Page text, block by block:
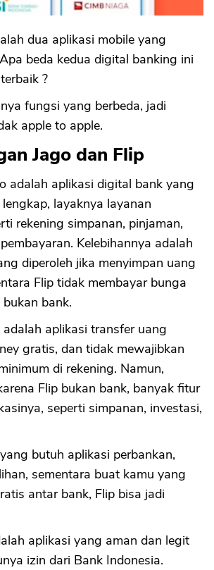
Money
PPOB
Refund dan Claim
Tahu Nama Pemilik Rekening
Gratis
Transfer Gratis per Hari
BI Fast yang Fee Rp 2,500
Transfer ke Luar Negeri
beda kedua digital banking ini
?
fungsi yang berbeda, jadi
apple to apple.
Jago dan Flip
adalah aplikasi digital bank yang
layaknya layanan
rekening simpanan, pinjaman,
Kelebihannya adalah
diperoleh jika menyimpan uang
Flip tidak membayar bunga
bank.
aplikasi transfer uang
gratis, dan tidak mewajibkan
di rekening. Namun,
Flip bukan bank, banyak fitur
seperti simpanan, investasi,
butuh aplikasi perbankan,
sementara buat kamu yang
antar bank, Flip bisa jadi
aplikasi yang aman dan legit
izin dari Bank Indonesia.